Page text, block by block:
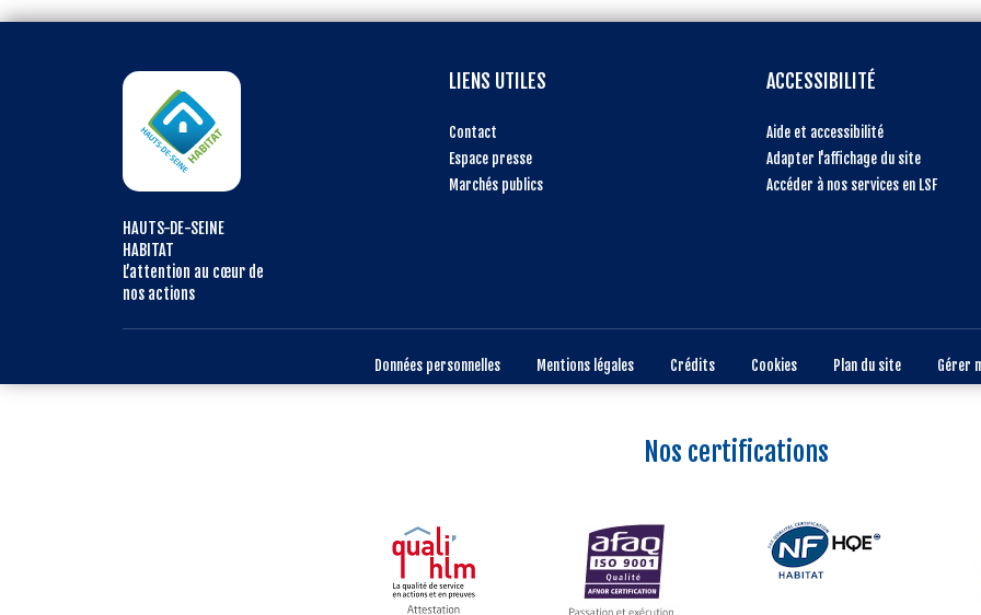
HAUTS-DE-SEINE
HABITAT
L’attention au cœur de
nos actions
LIENS UTILES
Contact
Espace presse
Marchés publics
ACCESSIBILITÉ
Aide et accessibilité
Adapter l'affichage du site
Accéder à nos services en LSF
Données personnelles Mentions légales Crédits Cookies Plan du site Gérer
Nos certifications